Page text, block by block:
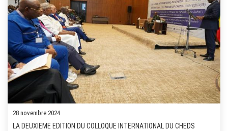
28 novembre 2024
LA DEUXIEME EDITION DU COLLOQUE INTERNATIONAL DU CHEDS